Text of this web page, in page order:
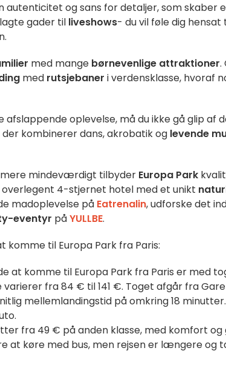
autenticitet og sans for detaljer, som skaber
gader til liveshows- du vil føle dig
med mange børnevenlige attraktioner.
med rutsjebaner i verdensklasse, hvoraf
oplevelse, må du ikke gå glip af
kombinerer dans, akrobatik og levende
mere mindeværdigt tilbyder Europa Park
overlegent 4-stjernet hotel med et unikt
madoplevelse på Eatrenalin, udforske det
eventyr påYULLBE.
komme til Europa Park fra Paris:
at komme til Europa Park fra Paris er med
fra 84 € til 141 €. Toget afgår fra Gare
mellemlandingstid på omkring 18
fra 49 € på anden klasse, med komfort og
at køre med bus, men rejsen er længere og